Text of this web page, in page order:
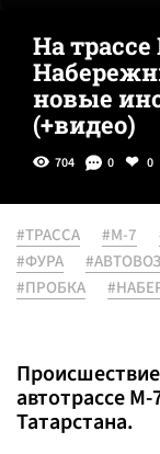
На
новые
(+видео)
704 0 0
#ТРАССА #М-7
#ФУРА
#АВТОВОЗ
#ПРОБКА
автотрассе
Татарстана.